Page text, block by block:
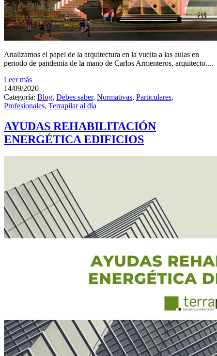
Analizamos el papel de la arquitectura en la vuelta a las aulas en
periodo de pandemia de la mano de Carlos Armenteros, arquitecto....
Leer más
14/09/2020
Categoría: Blog, Debes saber, Normativas, Particulares,
Profesionales, Terrapilar al día
AYUDAS REHABILITACIÓN
ENERGÉTICA EDIFICIOS